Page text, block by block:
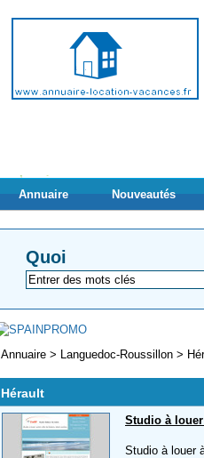
Annuaire Nouveautés
Quoi
Annuaire > Languedoc-Roussillon >
Hérault
Studio à
Studio à louer